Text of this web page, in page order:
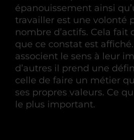
épanouissement ainsi
travailler est une volonté
nombre d’actifs. Cela fait
que ce constat est affiché.
associent le sens à leur
d’autres il prend une
celle de faire un métier
ses propres valeurs. Ce
le plus important.